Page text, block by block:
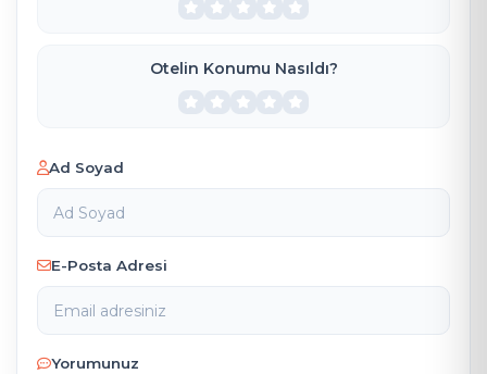
Otelin Konumu Nasıldı?
Ad Soyad
E-Posta Adresi
Yorumunuz